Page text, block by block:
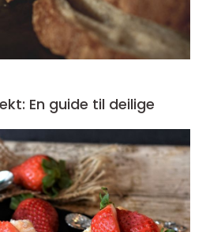
En guide til deilige